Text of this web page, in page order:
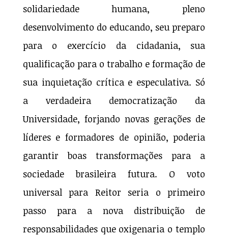
solidariedade humana, pleno
desenvolvimento do educando, seu preparo
para o exercício da cidadania, sua
qualificação para o trabalho e formação de
sua inquietação crítica e especulativa. Só
a verdadeira democratização da
Universidade, forjando novas gerações de
líderes e formadores de opinião, poderia
garantir boas transformações para a
sociedade brasileira futura. O voto
universal para Reitor seria o primeiro
passo para a nova distribuição de
responsabilidades que oxigenaria o templo